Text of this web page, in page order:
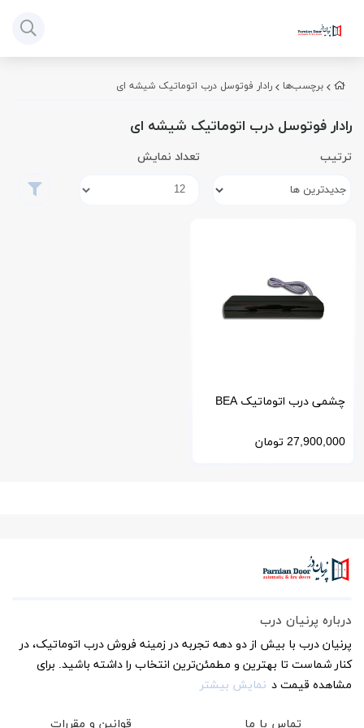
برچسب‌ها رادار فوتوسل درب اتوماتیک شیشه ای
رادار فوتوسل درب اتوماتیک شیشه ای
ترتیب تعداد نمایش
چشمی درب اتوماتیک BEA
بلژیک مدل Zen و Zen Safe
27,900,000 تومان
درباره پرنیان درب
پرنیان درب با بیش از دو دهه تجربه در زمینه فروش درب اتوماتیک، در
کنار شماست تا بهترین و مطمئن‌ترین انتخاب را داشته باشید. برای
مشاهده قیمت د نمایش بیشتر
تماس با ما قوانین و مقررات